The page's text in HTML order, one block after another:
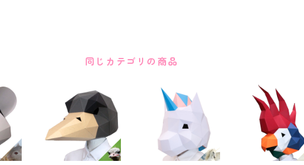
同じカテゴリの商品